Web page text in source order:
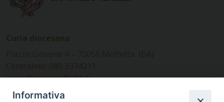
www.diocesimolfetta.it –
diocesimolfetta@pec.chiesacattolica.it
Informativa